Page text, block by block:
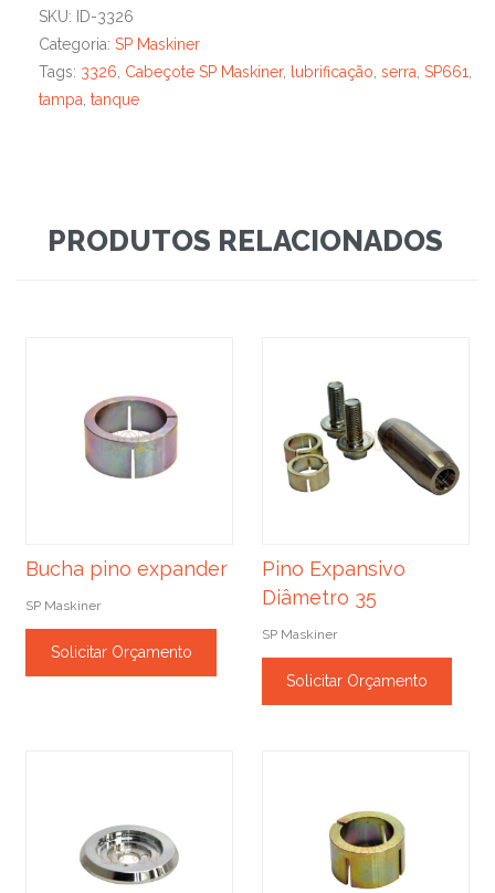
SKU:
ID-3326
Categoria: SP Maskiner
Tags: 3326, Cabeçote SP Maskiner, lubrificação, serra, SP661,
tampa, tanque
PRODUTOS RELACIONADOS
Bucha pino expander
SP Maskiner
Solicitar Orçamento
Pino Expansivo
Diâmetro 35
SP Maskiner
Solicitar Orçamento